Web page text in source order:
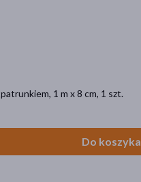
1 m x 8 cm, 1 szt.
Do koszyka